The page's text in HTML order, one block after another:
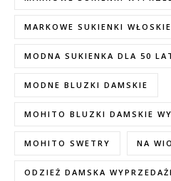
MARKOWE SUKIENKI WŁOSKIE
MODNA SUKIENKA DLA 50
MODNE BLUZKI DAMSKIE
MOHITO BLUZKI DAMSKIE
MOHITO SWETRY NA
ODZIEŻ DAMSKA